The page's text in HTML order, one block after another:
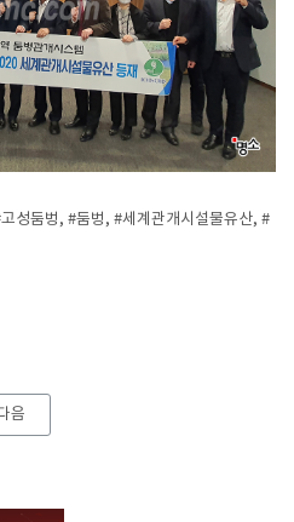
성둠벙, #둠벙, #세계관개시설물유산, #
음